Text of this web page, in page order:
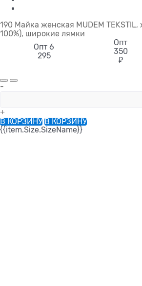
190 Майка женская MUDEM TEKSTIL,
100%), широкие лямки
Опт 6
295
Опт
350
₽
-
+
В КОРЗИНУ В КОРЗИНУ
{{item.Size.SizeName}}